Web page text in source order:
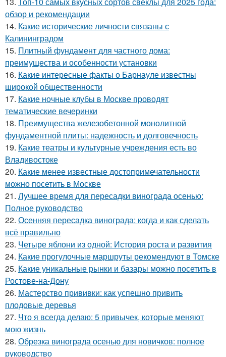
обзор и рекомендации
14. Какие исторические личности связаны с
Калининградом
15. Плитный фундамент для частного дома:
преимущества и особенности установки
16. Какие интересные факты о Барнауле известны
широкой общественности
17. Какие ночные клубы в Москве проводят
тематические вечеринки
18. Преимущества железобетонной монолитной
фундаментной плиты: надежность и долговечность
19. Какие театры и культурные учреждения есть во
Владивостоке
20. Какие менее известные достопримечательности
можно посетить в Москве
21. Лучшее время для пересадки винограда осенью:
Полное руководство
22. Осенняя пересадка винограда: когда и как сделать
всё правильно
23. Четыре яблони из одной: История роста и развития
24. Какие прогулочные маршруты рекомендуют в Томске
25. Какие уникальные рынки и базары можно посетить в
Ростове-на-Дону
26. Мастерство прививки: как успешно привить
плодовые деревья
27. Что я всегда делаю: 5 привычек, которые меняют
мою жизнь
28. Обрезка винограда осенью для новичков: полное
руководство